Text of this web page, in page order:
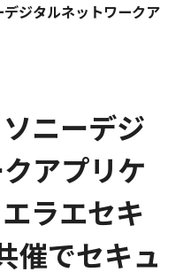
ジタルネットワークア
ニーデジ
アプリケ
ラエセキ
催でセキュ